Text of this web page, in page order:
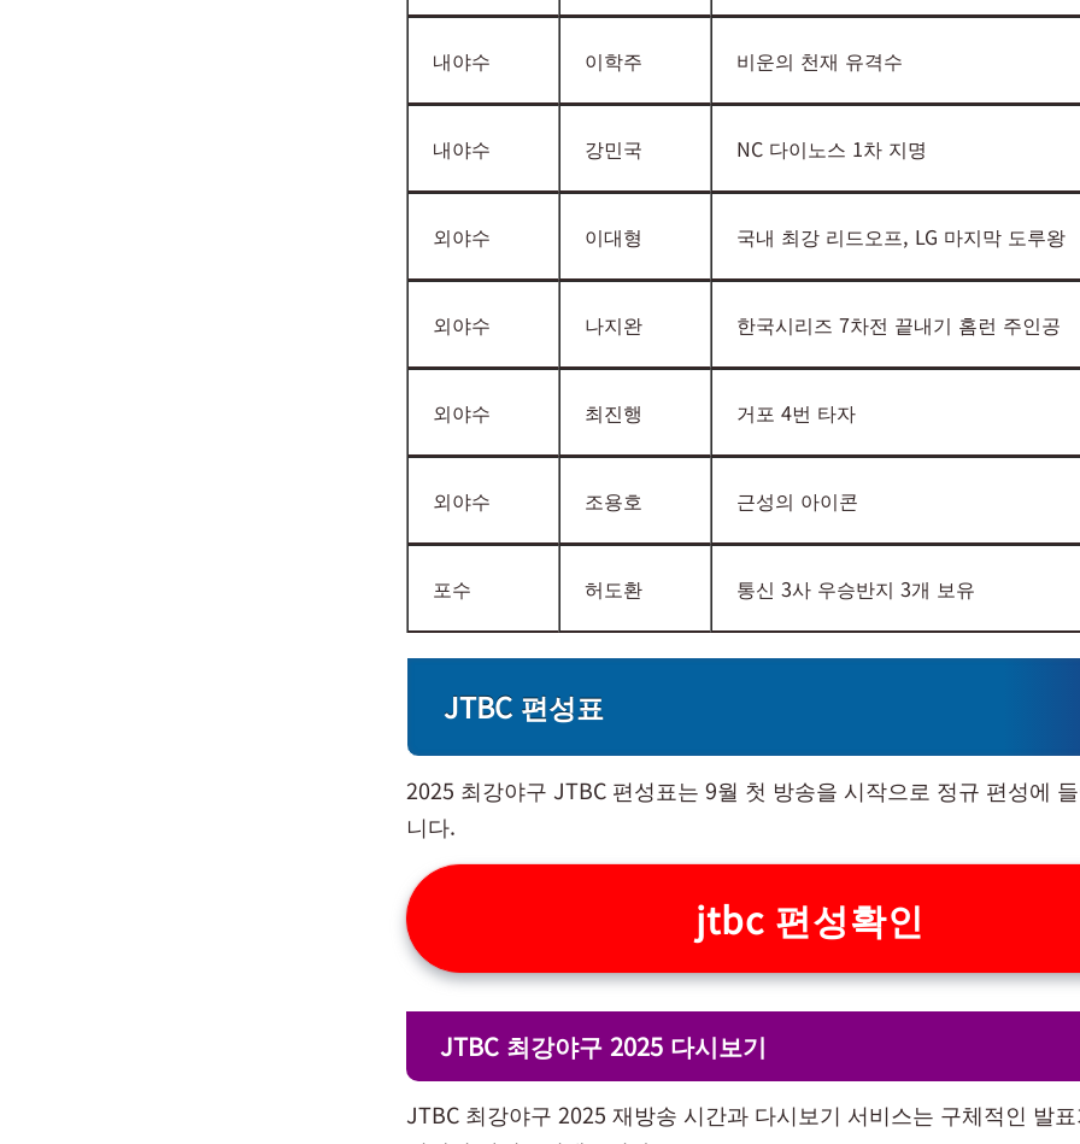
내야수 이학주 비운의 천재 유격수
내야수 강민국 NC 다이노스 1차 지명
외야수 이대형 국내 최강 리드오프, LG 마지막 도루왕
외야수 나지완 한국시리즈 7차전 끝내기 홈런 주인공
외야수 최진행 거포 4번 타자
외야수 조용호 근성의 아이콘
포수 허도환 통신 3사 우승반지 3개 보유
JTBC 편성표
2025 최강야구 JTBC 편성표는 9월 첫 방송을 시작으로 정규 편성에
니다.
jtbc 편성확인
JTBC 최강야구 2025 다시보기
JTBC 최강야구 2025 재방송 시간과 다시보기 서비스는 구체적인 발